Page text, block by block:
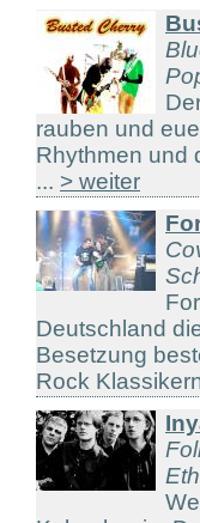
rauben und
Rhythmen und
... > weiter
Deutschland
Besetzung
Rock